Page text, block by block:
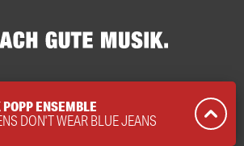
ENSEMBLE
DON'T WEAR BLUE JEANS